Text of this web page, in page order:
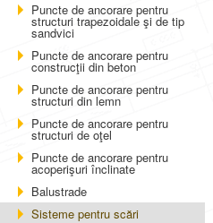
Puncte de ancorare pentru
structuri trapezoidale şi de tip
sandvici
Puncte de ancorare pentru
construcţii din beton
Puncte de ancorare pentru
structuri din lemn
Puncte de ancorare pentru
structuri de oţel
Puncte de ancorare pentru
acoperişuri înclinate
Balustrade
Sisteme pentru scări